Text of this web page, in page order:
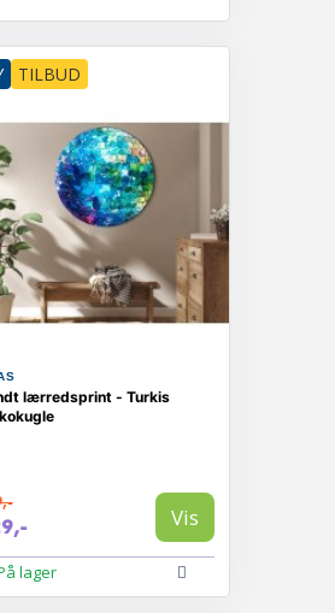
TILBUD
lærredsprint - Turkis
Vis
lager